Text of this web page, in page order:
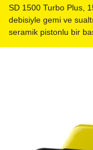
SD 1500 Turbo Plus,
debisiyle gemi ve
seramik pistonlu bir